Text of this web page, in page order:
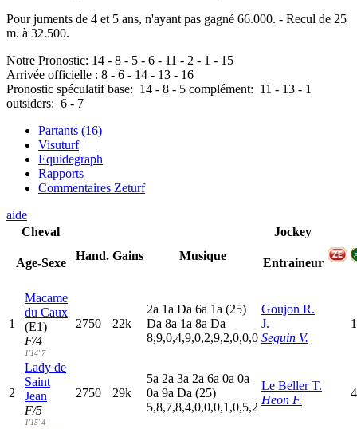
Pour juments de 4 et 5 ans, n'ayant pas gagné 66.000. - Recul de 25
m. à 32.500.
Notre Pronostic: 14 - 8 - 5 - 6 - 11 - 2 - 1 - 15
Arrivée officielle : 8 - 6 - 14 - 13 - 16
Pronostic spéculatif base: 14 - 8 - 5 complément: 11 - 13 - 1
outsiders: 6 - 7
Partants (16)
Visuturf
Equidegraph
Rapports
Commentaires Zeturf
aide
Cheval
Age-Sexe
Hand. Gains Musique
Jockey
Entraineur
1
Macame
du Caux
(E1)
F/4
1'14"7
2750 22k
2a 1a Da 6a 1a (25)
Da 8a 1a 8a Da
8,9,0,4,9,0,2,9,2,0,0,0
Goujon R.
J.
Seguin V.
2
Lady de
Saint
Jean
F/5
1'15"4
2750 29k
5a 2a 3a 2a 6a 0a 0a
0a 9a Da (25)
5,8,7,8,4,0,0,0,1,0,5,2
Le Beller T.
Heon F.